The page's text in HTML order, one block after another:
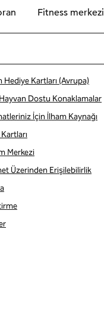
Fitness merkezi
Hediye Kartları (Avrupa)
Dostu Konaklamalar
İçin İlham Kaynağı
Merkezi
Üzerinden Erişilebilirlik